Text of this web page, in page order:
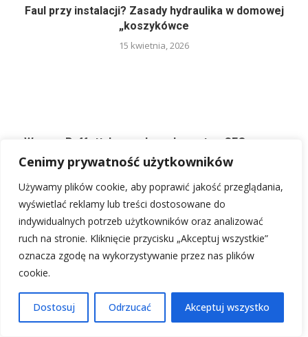
Cenimy prywatność użytkowników
Używamy plików cookie, aby poprawić jakość przeglądania,
wyświetlać reklamy lub treści dostosowane do
indywidualnych potrzeb użytkowników oraz analizować
ruch na stronie. Kliknięcie przycisku „Akceptuj wszystkie”
oznacza zgodę na wykorzystywanie przez nas plików
cookie.
Dostosuj Odrzucać Akceptuj wszystko
Faul przy instalacji? Zasady hydraulika w domowej
„koszykówce
15 kwietnia, 2026
Warren Buffett: Legendarny Inwestor, CEO
Berkshire Hathaway
Hans Christian Andersen: Baśniopisarz, który
oczarował świat
Kepler: Johannes Kepler, rewolucjonista nauki o
planetach